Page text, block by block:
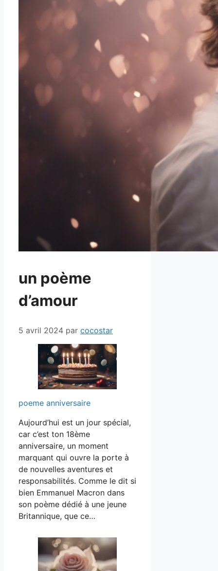
un poème
d’amour
5 avril 2024 par cocostar
poeme anniversaire
Aujourd’hui est un jour spécial,
car c’est ton 18ème
anniversaire, un moment
marquant qui ouvre la porte à
de nouvelles aventures et
responsabilités. Comme le dit si
bien Emmanuel Macron dans
son poème dédié à une jeune
Britannique, que ce…